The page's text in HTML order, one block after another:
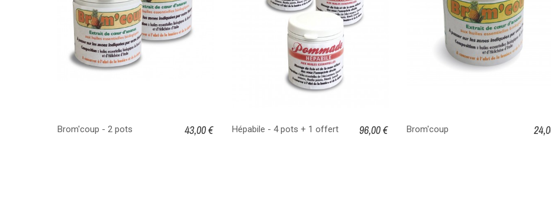
Brom'coup - 2 pots 43,00 € Hépabile - 4 pots + 1 offert 96,00 € Brom'coup